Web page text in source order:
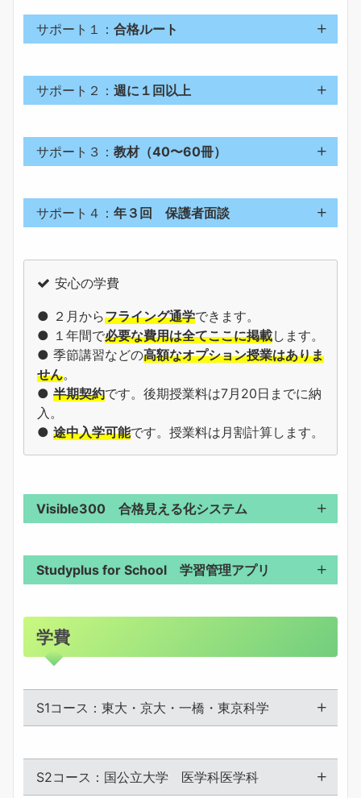
サポート１： 合格ルート
サポート２： 週に１回以上
サポート３： 教材（40〜60冊）
サポート４： 年３回 保護者面談
安心の学費
● ２月からフライング通学できます。
● １年間で必要な費用は全てここに掲載します。
● 季節講習などの高額なオプション授業はありま
せん。
● 半期契約です。後期授業料は7月20日までに納
入。
● 途中入学可能です。授業料は月割計算します。
Visible300 合格見える化システム
Studyplus for School 学習管理アプリ
学費
S1コース：東大・京大・一橋・東京科学
半期指導料 220,000 （税込）
S2コース：国公立大学 医学科医学科